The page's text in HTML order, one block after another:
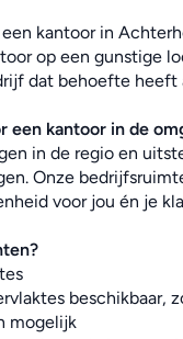
kantoor in
op een gunstige
dat behoefte heeft
een kantoor in de
in de regio en
Onze
voor jou én je
beschikbaar,
mogelijk